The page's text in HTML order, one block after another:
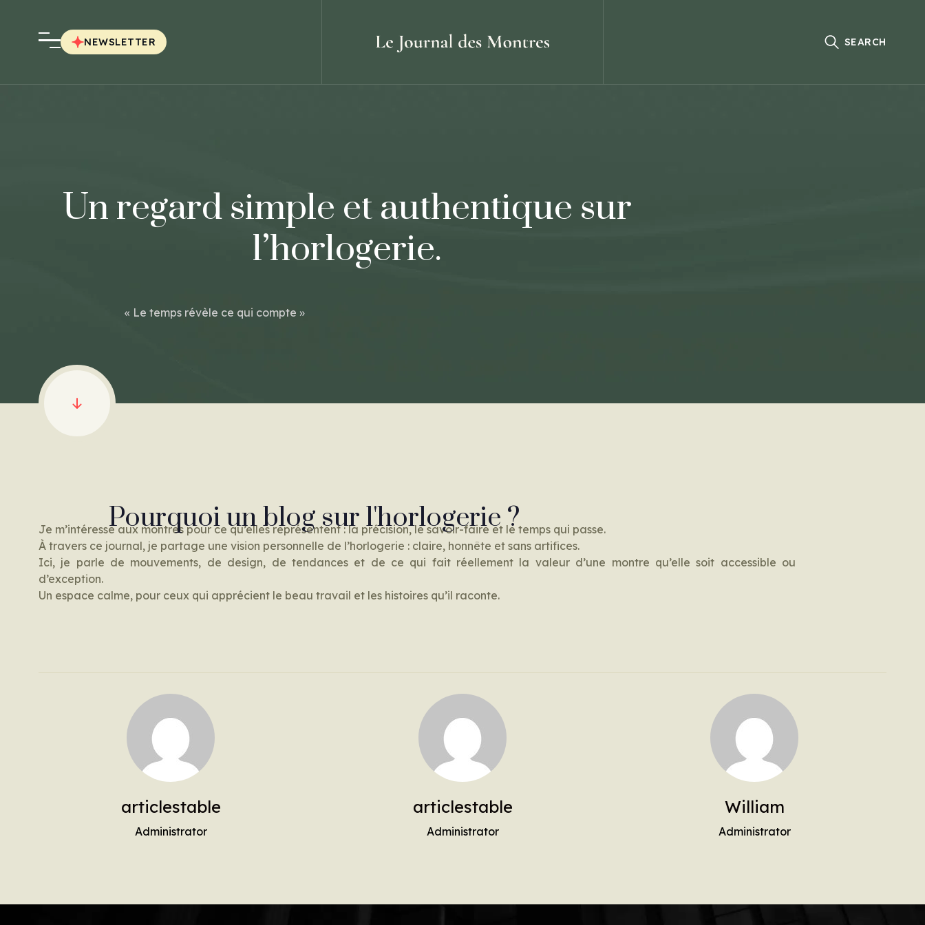
NEWSLETTER SEARCH
Un regard simple et authentique sur
l’horlogerie.
« Le temps révèle ce qui compte »
— DESCENDRE — ME DÉCOUVRIR
Pourquoi un blog sur l'horlogerie ?
Je m’intéresse aux montres pour ce qu’elles représentent : la précision, le savoir-faire et le temps qui passe.
À travers ce journal, je partage une vision personnelle de l’horlogerie : claire, honnête et sans artifices.
Ici, je parle de mouvements, de design, de tendances et de ce qui fait réellement la valeur d’une montre qu’elle soit accessible ou
d’exception.
Un espace calme, pour ceux qui apprécient le beau travail et les histoires qu’il raconte.
articlestable
Administrator
articlestable
Administrator
William
Administrator